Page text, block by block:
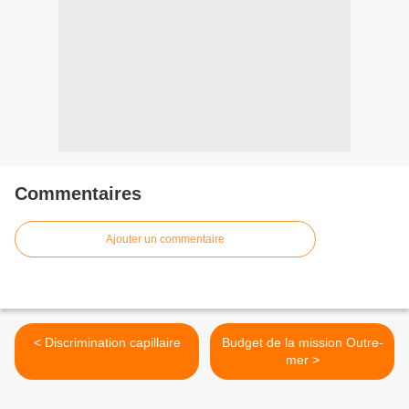
Commentaires
Ajouter un commentaire
< Discrimination capillaire
Budget de la mission Outre-
mer >